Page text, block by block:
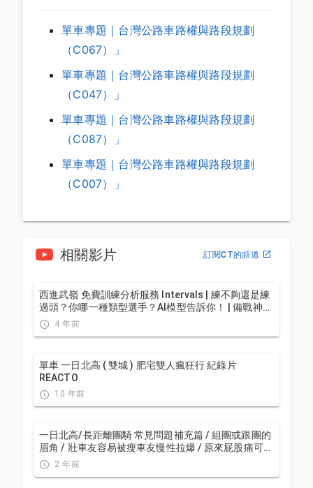
單車專題｜台灣公路車路權與路段規劃
（C067）」
單車專題｜台灣公路車路權與路段規劃
（C047）」
單車專題｜台灣公路車路權與路段規劃
（C087）」
單車專題｜台灣公路車路權與路段規劃
（C007）」
相關影片 訂閱CT的頻道
西進武嶺 免費訓練分析服務 Intervals | 練不夠還是練
過頭？你哪一種類型選手？AI模型告訴你！ | 備戰神器
4 年前
單車 一日北高 ( 雙城 ) 肥宅雙人瘋狂行 紀錄片
REACTO
10 年前
一日北高/長距離團騎 常見問題補充篇 / 組團或跟團的
眉角 / 壯車友容易被瘦車友慢性拉爆 / 原來屁股痛可能
是這個原因...？ / 風場配速法 / 公路車 / CT Yeh
2 年前